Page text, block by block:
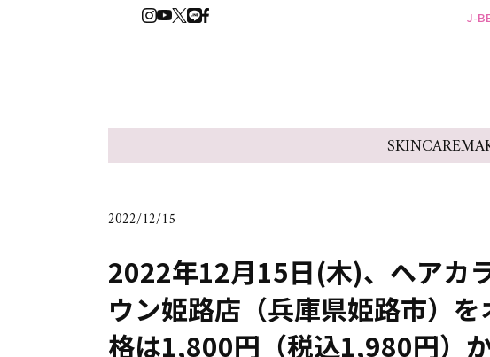
J-
SKINCARE
2022/12/15
2022年12月15日(木)、ヘアカ
ウン姫路店（兵庫県姫路市）
格は1,800円（税込1,980円）